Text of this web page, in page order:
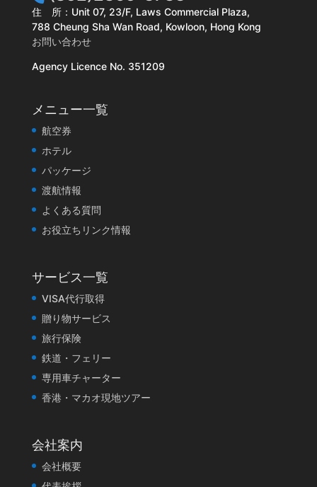
住 所：Unit 07, 23/F, Laws Commercial Plaza,
788 Cheung Sha Wan Road, Kowloon, Hong Kong
お問い合わせ
Agency Licence No. 351209
メニュー一覧
航空券
ホテル
パッケージ
渡航情報
よくある質問
お役立ちリンク情報
サービス一覧
VISA代行取得
贈り物サービス
旅行保険
鉄道・フェリー
専用車チャーター
香港・マカオ現地ツアー
会社案内
会社概要